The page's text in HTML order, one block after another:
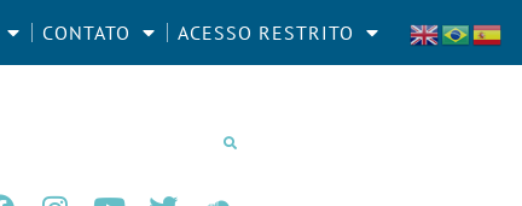
CONTATO ACESSO RESTRITO